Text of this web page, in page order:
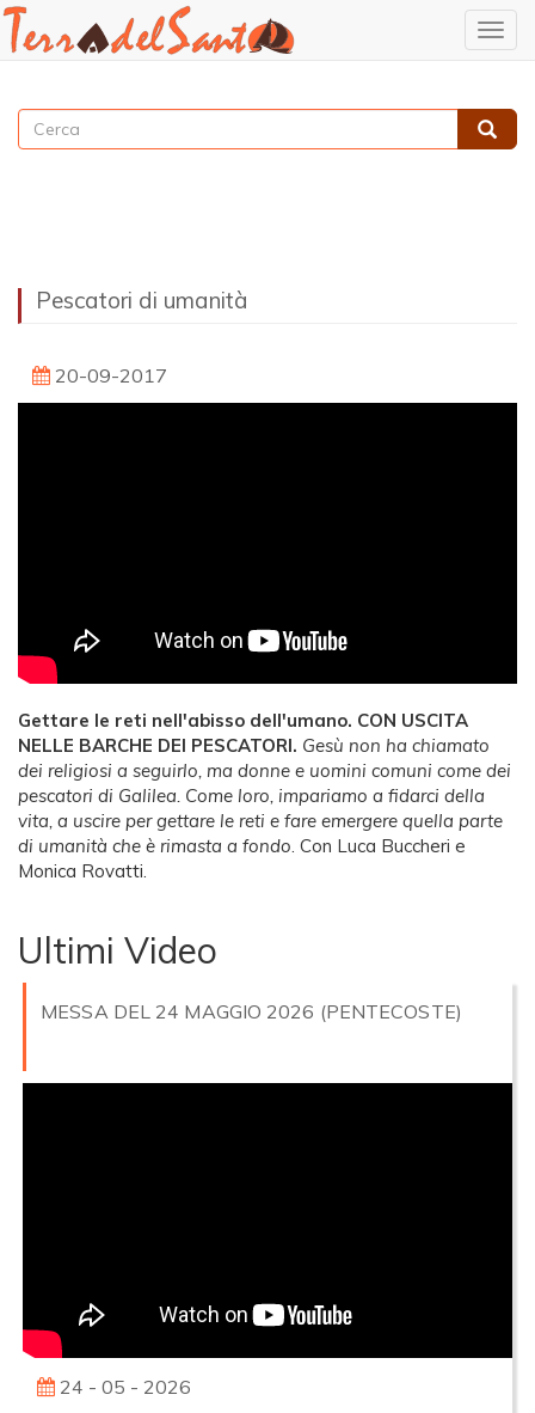
contenuto
principale
Cerca Cerca
Pescatori di umanità
20-09-2017
Gettare le reti nell'abisso dell'umano. CON USCITA
NELLE BARCHE DEI PESCATORI. Gesù non ha chiamato
dei religiosi a seguirlo, ma donne e uomini comuni come dei
pescatori di Galilea. Come loro, impariamo a fidarci della
vita, a uscire per gettare le reti e fare emergere quella parte
di umanità che è rimasta a fondo. Con Luca Buccheri e
Monica Rovatti.
Ultimi Video
MESSA DEL 24 MAGGIO 2026 (PENTECOSTE)
24 - 05 - 2026